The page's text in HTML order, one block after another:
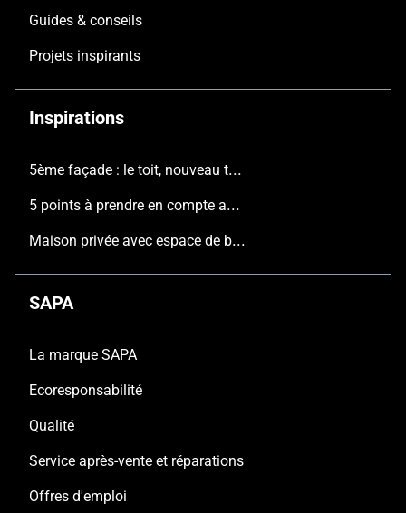
Guides & conseils
Projets inspirants
Inspirations
5ème façade : le toit, nouveau terrain de jeu de l'architecture contemporaine
5 points à prendre en compte avant de construire une nouvelle maison
Maison privée avec espace de bureau, Pajottenland
SAPA
La marque SAPA
Ecoresponsabilité
Qualité
Service après-vente et réparations
Offres d'emploi